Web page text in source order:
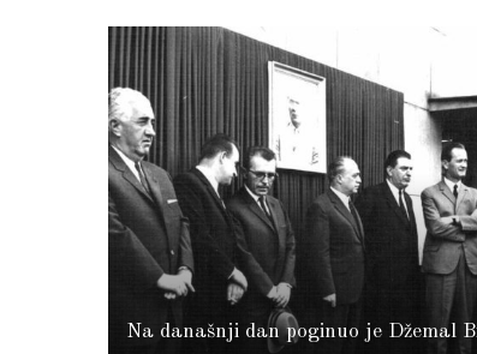
Na današnji dan poginuo je Džemal